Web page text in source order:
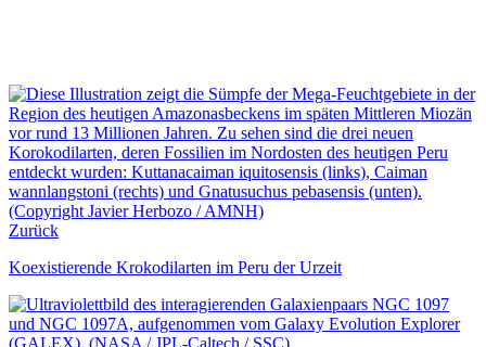
Zurück
Koexistierende Krokodilarten im Peru der Urzeit